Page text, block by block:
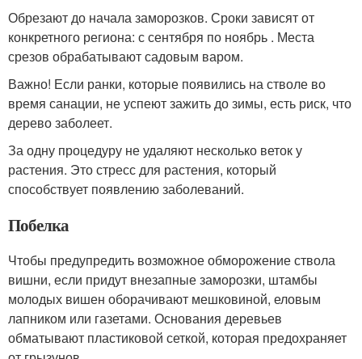
Обрезают до начала заморозков. Сроки зависят от
конкретного региона: с сентября по ноябрь . Места
срезов обрабатывают садовым варом.
Важно! Если ранки, которые появились на стволе во
время санации, не успеют зажить до зимы, есть риск, что
дерево заболеет.
За одну процедуру не удаляют несколько веток у
растения. Это стресс для растения, который
способствует появлению заболеваний.
Побелка
Чтобы предупредить возможное обморожение ствола
вишни, если придут внезапные заморозки, штамбы
молодых вишен оборачивают мешковиной, еловым
лапником или газетами. Основания деревьев
обматывают пластиковой сеткой, которая предохраняет